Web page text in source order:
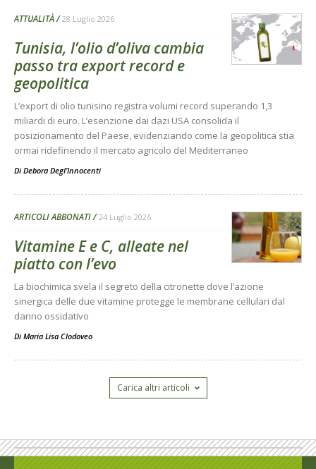
ATTUALITÀ 28 Luglio 2026
Tunisia, l’olio d’oliva cambia
passo tra export record e
geopolitica
L’export di olio tunisino registra volumi record superando 1,3
miliardi di euro. L’esenzione dai dazi USA consolida il
posizionamento del Paese, evidenziando come la geopolitica stia
ormai ridefinendo il mercato agricolo del Mediterraneo
Di Debora Degl’Innocenti
ARTICOLI ABBONATI 24 Luglio 2026
Vitamine E e C, alleate nel
piatto con l’evo
La biochimica svela il segreto della citronette dove l’azione
sinergica delle due vitamine protegge le membrane cellulari dal
danno ossidativo
Di Maria Lisa Clodoveo
Carica altri articoli